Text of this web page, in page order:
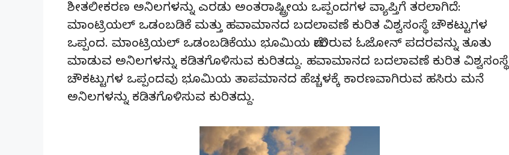
ಶೀತಲೀಕರಣ ಅನಿಲಗಳನ್ನು ಎರಡು ಅಂತರಾಷ್ಟ್ರೀಯ ಒಪ್ಪಂದಗಳ ವ್ಯಾಪ್ತಿಗೆ ತರಲಾಗಿದೆ:
ಮಾಂಟ್ರಿಯಲ್ ಒಡಂಬಡಿಕೆ ಮತ್ತು ಹವಾಮಾನದ ಬದಲಾವಣೆ ಕುರಿತ ವಿಶ್ವಸಂಸ್ಥೆ ಚೌಕಟ್ಟುಗಳ
ಒಪ್ಪಂದ. ಮಾಂಟ್ರಿಯಲ್ ಒಡಂಬಡಿಕೆಯು ಭೂಮಿಯ ಮೇಲಿರುವ ಓಜೋನ್ ಪದರವನ್ನು ತೂತು
ಮಾಡುವ ಅನಿಲಗಳನ್ನು ಕಡಿತಗೊಳಿಸುವ ಕುರಿತದ್ದು. ಹವಾಮಾನದ ಬದಲಾವಣೆ ಕುರಿತ ವಿಶ್ವಸಂಸ್ಥೆ
ಚೌಕಟ್ಟುಗಳ ಒಪ್ಪಂದವು ಭೂಮಿಯ ತಾಪಮಾನದ ಹೆಚ್ಚಳಕ್ಕೆ ಕಾರಣವಾಗಿರುವ ಹಸಿರು ಮನೆ
ಅನಿಲಗಳನ್ನು ಕಡಿತಗೊಳಿಸುವ ಕುರಿತದ್ದು.